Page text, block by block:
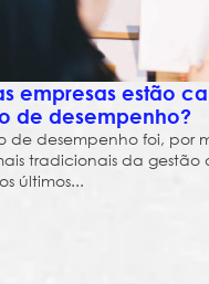
empresas estão
de desempenho?
de desempenho foi, por
tradicionais da gestão
últimos...